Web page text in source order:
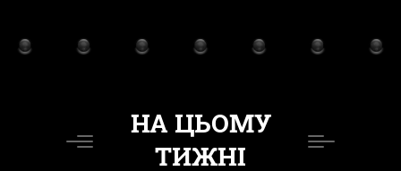
НА ЦЬОМУ
ТИЖНІ